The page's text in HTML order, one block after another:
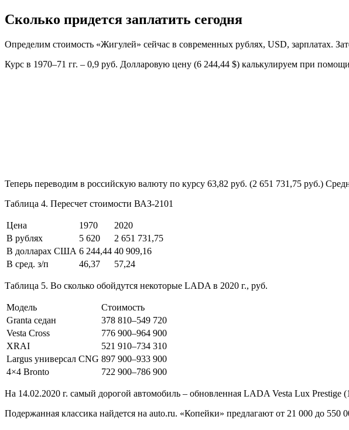
Сколько придется заплатить сегодня
Определим стоимость «Жигулей» сейчас в современных рублях, USD, зарплатах.
Курс в 1970–71 гг. – 0,9 руб. Долларовую цену (6 244,44 $) калькулируем при
Теперь переводим в российскую валюту по курсу 63,82 руб. (2 651 731,75 руб.)
Таблица 4. Пересчет стоимости ВАЗ-2101
Цена 1970
2020
В рублях
5 620
2 651 731,75
В долларах США 6 244,44 40 909,16
В сред. з/п
46,37 57,24
Таблица 5. Во сколько обойдутся некоторые LADA в 2020 г., руб.
Модель
Стоимость
Granta седан
378 810–549 720
Vesta Cross
776 900–964 900
XRAI
521 910–734 310
Largus универсал CNG 897 900–933 900
4×4 Bronto
722 900–786 900
На 14.02.2020 г. самый дорогой автомобиль – обновленная LADA Vesta Lux Prestige
Подержанная классика найдется на auto.ru. «Копейки» предлагают от 21 000 до